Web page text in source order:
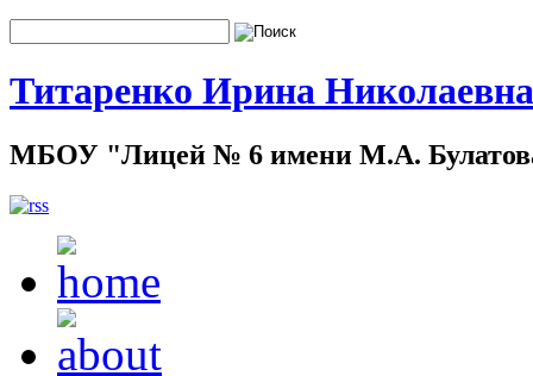
Титаренко Ирина Николаевна
МБОУ "Лицей № 6 имени М.А.